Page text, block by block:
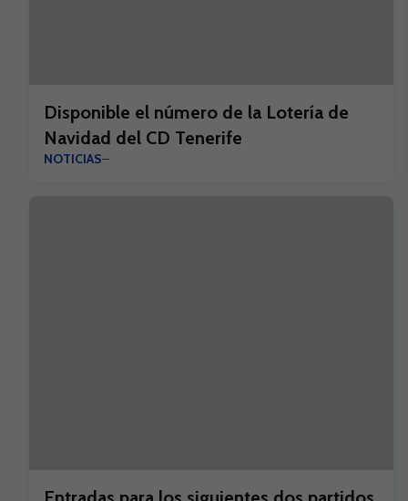
Disponible el número de la Lotería de
Navidad del CD Tenerife
NOTICIAS